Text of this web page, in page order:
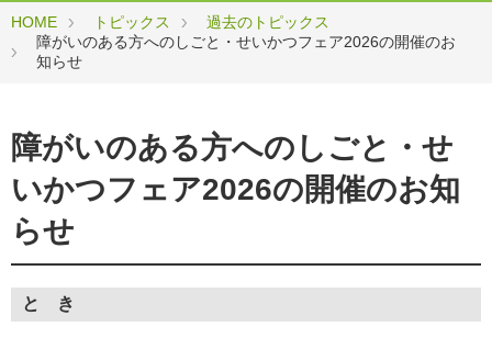
HOME トピックス
過去のトピックス
障がいのある方へのしごと・せいかつフェア2026の開催のお
知らせ
障がいのある方へのしごと・せ
いかつフェア2026の開催のお知
らせ
と き